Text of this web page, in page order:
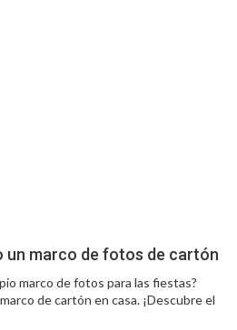
un marco de fotos de cartón
marco de fotos para las fiestas?
de cartón en casa. ¡Descubre el